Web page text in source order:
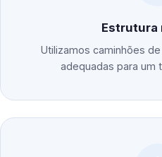
Estrutura
Utilizamos caminhões
adequadas para um